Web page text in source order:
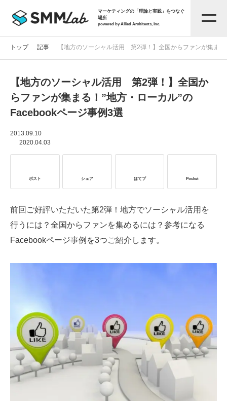
マーケティングの「理論と実践」をつなぐ
場所
powered by Allied Architects, Inc.
記事一覧
タグから探す
お役立ち資料
サービス資料
SMMLabについて
トップ 記事 【地方のソーシャル活用 第2弾！】全国からファンが集ま
【地方のソーシャル活用 第2弾！】全国か
らファンが集まる！”地方・ローカル”の
Facebookページ事例3選
2013.09.10
2020.04.03
ポスト シェア はてブ Pocket
前回ご好評いただいた第2弾！地方でソーシャル活用を
行うには？全国からファンを集めるには？参考になる
Facebookページ事例を3つご紹介します。